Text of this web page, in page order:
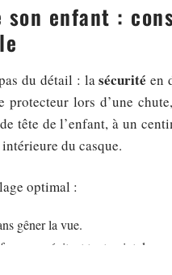
enfant :
du détail : lasécurité en
lors d’une
tête de l’enfant, à un
du casque.
optimal :
gêner la vue.
en évitant tout point de